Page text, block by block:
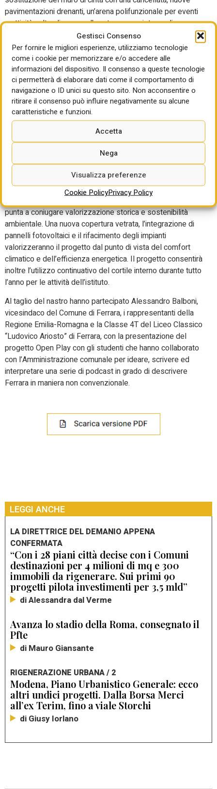
Gestisci Consenso
Per fornire le migliori esperienze, utilizziamo tecnologie
come i cookie per memorizzare e/o accedere alle
informazioni del dispositivo. Il consenso a queste tecnologie
ci permetterà di elaborare dati come il comportamento di
navigazione o ID unici su questo sito. Non acconsentire o
ritirare il consenso può influire negativamente su alcune
caratteristiche e funzioni.
Accetta
Nega
Visualizza preferenze
Cookie PolicyPrivacy Policy
pavimentazioni drenanti, un’arena polifunzionale per eventi
e attività culturali, nuove alberature e un sistema di
illuminazione rinnovato. Anche le aree limitrofe sono state
riorganizzate con nuovi posti auto integrati
armoniosamente nel contesto verde delle Mura.
Gli interventi hanno riguardato inoltre il percorso
ciclopedonale di viale Alfonso I d’Este, ora completato,
che ha riqualificato l’area tra le abitazioni e il viale creando
un tracciato immerso nel verde e integrato con le
alberature esistenti. L’intervento ha previsto inoltre la
realizzazione di 23 posti auto a servizio del quartiere,
ottimizzando la gestione degli spazi pubblici.
La riqualificazione della palazzina dei Bagni Ducali
completerà il Polo della Creatività, rispondendo alle
esigenze del Conservatorio “Girolamo Frescobaldi” di
punta a coniugare valorizzazione storica e sostenibilità
ambientale. Una nuova copertura vetrata, l’integrazione di
pannelli fotovoltaici e il rifacimento degli impianti
valorizzeranno il progetto dal punto di vista del comfort
climatico e dell’efficienza energetica. Il progetto consentirà
inoltre l’utilizzo continuativo del cortile interno durante tutto
l’anno per le attività dell’istituto.
Al taglio del nastro hanno partecipato Alessandro Balboni,
vicesindaco del Comune di Ferrara, i rappresentanti della
Regione Emilia-Romagna e la Classe 4T del Liceo Classico
“Ludovico Ariosto” di Ferrara, con la presentazione del
progetto Open Play con gli studenti che hanno collaborato
con l’Amministrazione comunale per ideare, scrivere ed
interpretare una serie di podcast in grado di descrivere
Ferrara in maniera non convenzionale.
LEGGI ANCHE
LA DIRETTRICE DEL DEMANIO APPENA
CONFERMATA
“Con i 28 piani città decise con i Comuni
destinazioni per 4 milioni di mq e 300
immobili da rigenerare. Sui primi 90
progetti pilota investimenti per 3,5 mld”
di Alessandra dal Verme
Avanza lo stadio della Roma, consegnato il
Pfte
di Mauro Giansante
RIGENERAZIONE URBANA / 2
Modena, Piano Urbanistico Generale: ecco
altri undici progetti. Dalla Borsa Merci
all’ex Terim, fino a viale Storchi
di Giusy Iorlano